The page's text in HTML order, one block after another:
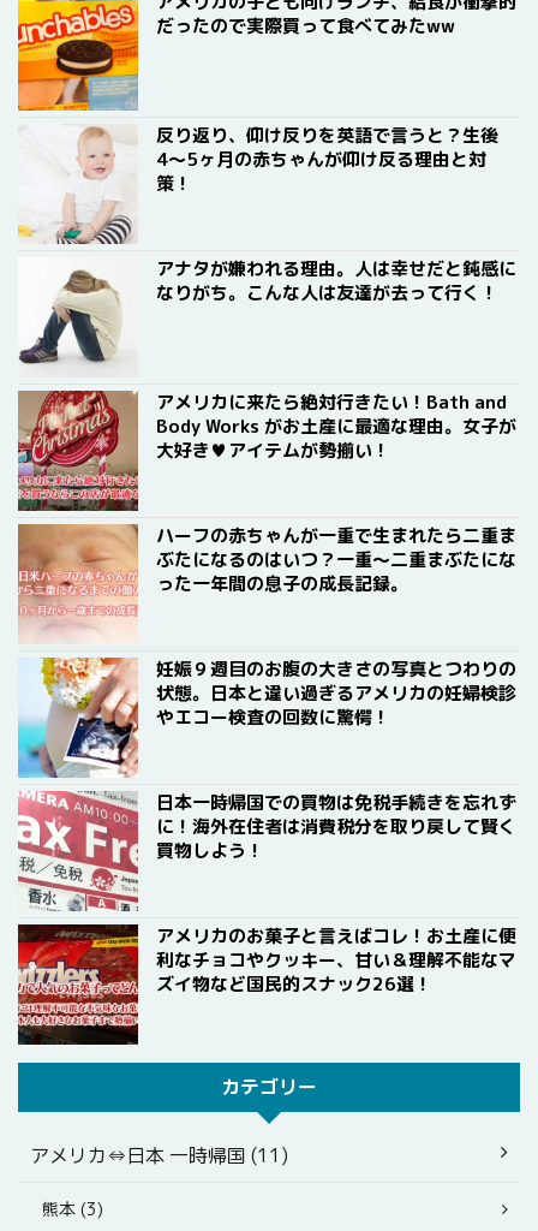
だったので実際買って食べてみたww
反り返り、仰け反りを英語で言うと？生後
4〜5ヶ月の赤ちゃんが仰け反る理由と対
策！
アナタが嫌われる理由。人は幸せだと鈍感に
なりがち。こんな人は友達が去って行く！
アメリカに来たら絶対行きたい！Bath and
Body Works がお土産に最適な理由。女子が
大好き♥アイテムが勢揃い！
ハーフの赤ちゃんが一重で生まれたら二重ま
ぶたになるのはいつ？一重〜二重まぶたにな
った一年間の息子の成長記録。
妊娠９週目のお腹の大きさの写真とつわりの
状態。日本と違い過ぎるアメリカの妊婦検診
やエコー検査の回数に驚愕！
日本一時帰国での買物は免税手続きを忘れず
に！海外在住者は消費税分を取り戻して賢く
買物しよう！
アメリカのお菓子と言えばコレ！お土産に便
利なチョコやクッキー、甘い＆理解不能なマ
ズイ物など国民的スナック26選！
カテゴリー
アメリカ⇔日本 一時帰国 (11)
熊本 (3)